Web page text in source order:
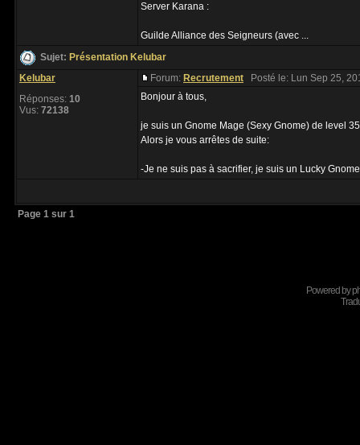
Server Karana :
Guilde Alliance des Seigneurs (avec ...
Sujet: Présentation Kelubar
Kelubar
Réponses: 10
Vus: 72138
Forum: Recrutement Posté le: Lun Sep 25,
Bonjour à tous,
je suis un Gnome Mage (Sexy Gnome) de level
Alors je vous arrêtes de suite:
-Je ne suis pas à sacrifier, je suis un Lucky
Page 1 sur 1
Powered by